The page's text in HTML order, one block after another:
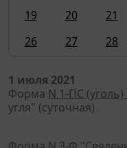
19
20 21
26
27 28
1 июля 2021
Форма N 1-ПС
угля" (суточная)